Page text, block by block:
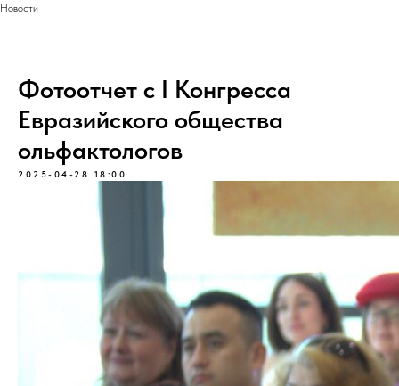
Новости
Фотоотчет с I Конгресса
Евразийского общества
ольфактологов
2025-04-28 18:00